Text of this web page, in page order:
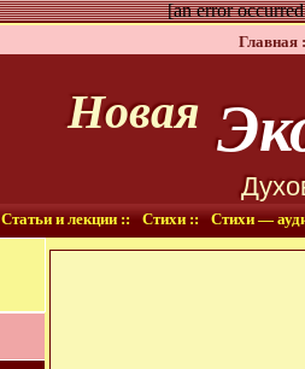
[an error
Главная
Новая
Статьи и лекции :: Стихи :: Стихи —